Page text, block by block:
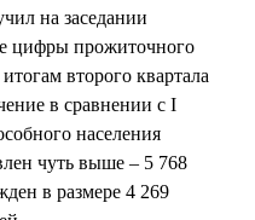
на заседании
цифры прожиточного
второго квартала
в сравнении с I
населения
чуть выше – 5 768
в размере 4 269